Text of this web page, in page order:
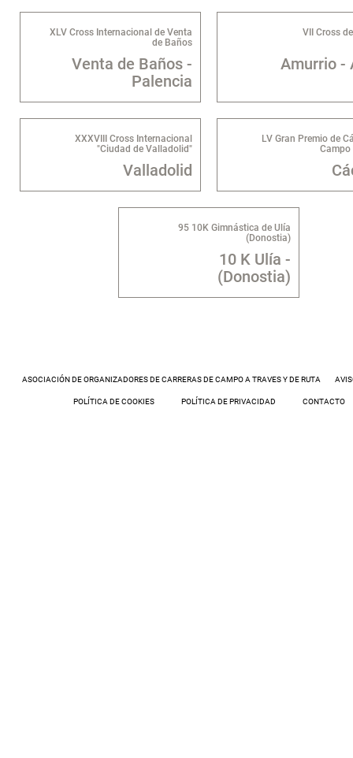
XLV Cross Internacional de Venta
de Baños
Venta de Baños -
Palencia
VII Cross
Amurrio -
XXXVIII Cross Internacional
"Ciudad de Valladolid"
Valladolid
LV Gran Premio de
Campo
95 10K Gimnástica de Ulía
(Donostia)
10 K Ulía -
(Donostia)
ASOCIACIÓN DE ORGANIZADORES DE CARRERAS DE CAMPO A TRAVES Y DE RUTA
POLÍTICA DE COOKIES POLÍTICA DE PRIVACIDAD CONTACTO